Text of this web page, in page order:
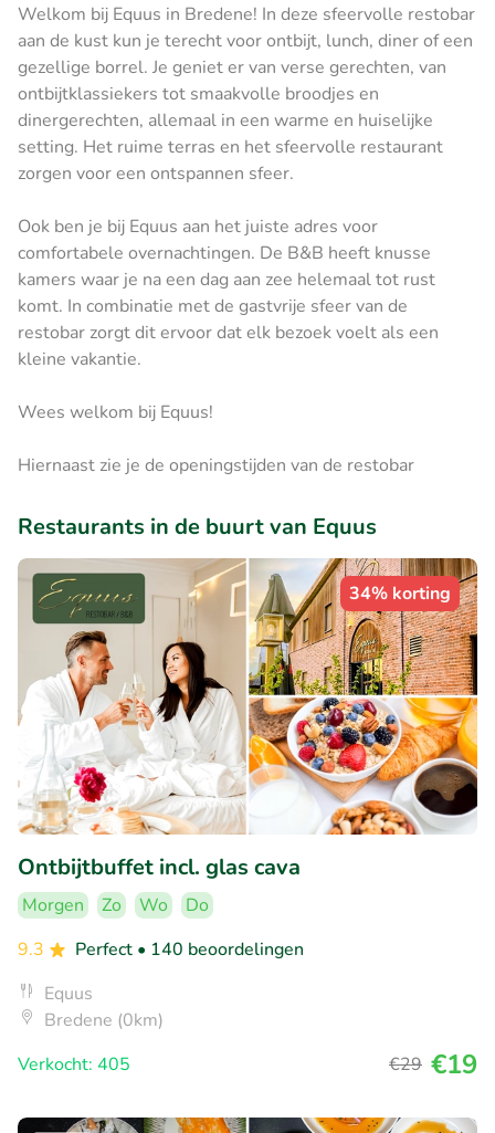
Welkom bij Equus in Bredene! In deze sfeervolle restobar
aan de kust kun je terecht voor ontbijt, lunch, diner of een
gezellige borrel. Je geniet er van verse gerechten, van
ontbijtklassiekers tot smaakvolle broodjes en
dinergerechten, allemaal in een warme en huiselijke
setting. Het ruime terras en het sfeervolle restaurant
zorgen voor een ontspannen sfeer.
Ook ben je bij Equus aan het juiste adres voor
comfortabele overnachtingen. De B&B heeft knusse
kamers waar je na een dag aan zee helemaal tot rust
komt. In combinatie met de gastvrije sfeer van de
restobar zorgt dit ervoor dat elk bezoek voelt als een
kleine vakantie.
Wees welkom bij Equus!
Hiernaast zie je de openingstijden van de restobar
Restaurants in de buurt van Equus
34% korting
Ontbijtbuffet incl. glas cava
Morgen Zo Wo
Do
9.3
Perfect • 140 beoordelingen
Equus
Bredene (0km)
Verkocht: 405
€29 €19